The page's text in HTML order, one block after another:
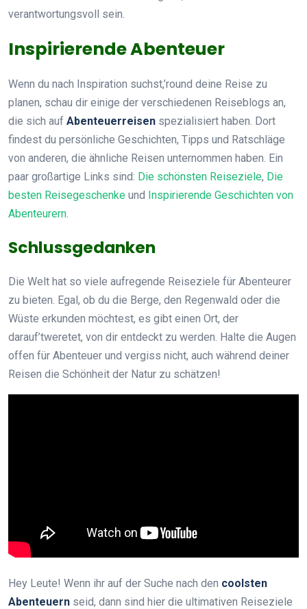
verantwortungsvoll sein.
Inspirierende Abenteuer
Wenn du nach Inspiration suchst,’round deine Reise zu
planen, schau dir einige der verschiedenen Reiseblogs an,
die sich auf Abenteuerreisen spezialisiert haben. Dort
findest du persönliche Geschichten, Tipps und Ratschläge
von anderen, die ähnliche Reisen unternommen haben. Ein
paar großartige Links sind: Die schönsten Reiseziele, Die
besten Reisegeschenke und Inspirierende Geschichten von
Abenteurern
Schlussgedanken
Die Welt hat so viele aufregende Reiseziele für Abenteurer
zu bieten. Egal, ob du die Berge, den Regenwald oder die
Wüste erkunden möchtest, es gibt einen Ort, der
darauf’tweretet, von dir entdeckt zu werden. Halte die Augen
offen für Abenteuer und vergiss nicht, auch während deiner
Reisen die Schönheit der Natur zu schätzen!
Hey Leute! Wenn ihr auf der Suche nach den coolsten
Abenteuern seid, dann sind hier die ultimativen Reiseziele